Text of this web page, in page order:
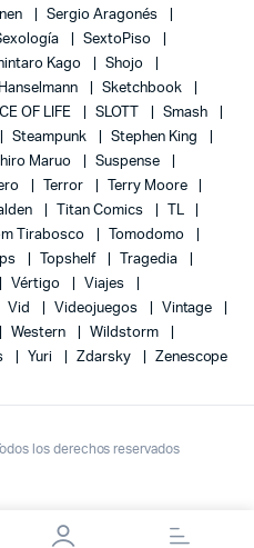
Sergio Aragonés
SextoPiso
Kago
Shojo
Sketchbook
OF LIFE SLOTT
Smash
Steampunk
Stephen King
Maruo
Suspense
Terror
Terry Moore
Titan Comics
TL
Tirabosco
Tomodomo
Topshelf
Tragedia
Vértigo
Viajes
Vid Videojuegos
Vintage
Western
Wildstorm
Yuri Zdarsky Zenescope
los derechos reservados